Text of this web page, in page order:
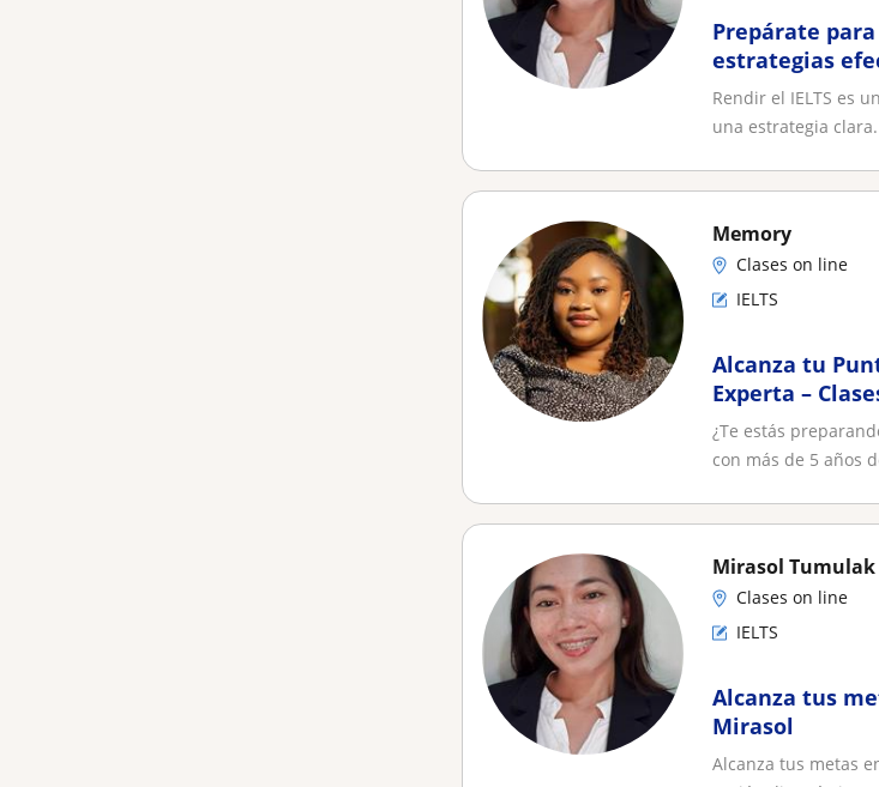
Prepárate para
estrategias
camino
Rendir el IELTS es
una estrategia
Memory
Clases on line
IELTS
Alcanza tu
Experta –
¿Te estás
con más de 5 años
Mirasol Tumulak
Clases on line
IELTS
Alcanza tus
Mirasol
Alcanza tus metas